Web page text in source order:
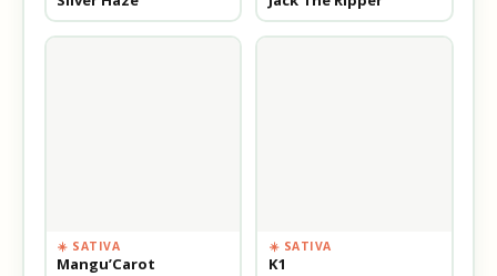
☀️ SATIVA
Mangu’Carot
☀️ SATIVA
K1